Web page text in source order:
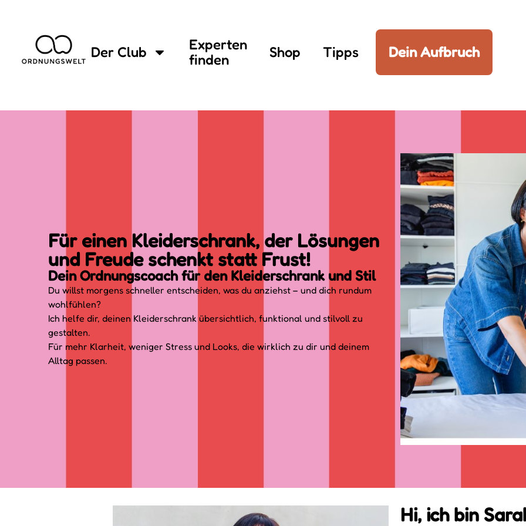
Der Club
Experten
finden
Shop Tipps Dein Aufbruch
Für einen Kleiderschrank, der Lösungen
und Freude schenkt statt Frust!
Dein Ordnungscoach für den Kleiderschrank und Stil
Du willst morgens schneller entscheiden, was du anziehst – und dich rundum
wohlfühlen?
Ich helfe dir, deinen Kleiderschrank übersichtlich, funktional und stilvoll zu
gestalten.
Für mehr Klarheit, weniger Stress und Looks, die wirklich zu dir und deinem
Alltag passen.
Hi, ich bin